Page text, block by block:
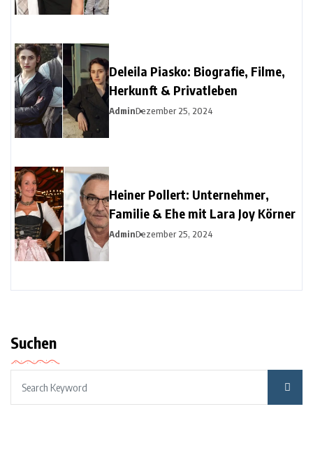
Deleila Piasko: Biografie, Filme,
Herkunft & Privatleben
AdminDezember 25, 2024
Heiner Pollert: Unternehmer,
Familie & Ehe mit Lara Joy Körner
AdminDezember 25, 2024
Suchen